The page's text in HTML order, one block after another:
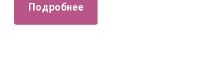
Подробнее